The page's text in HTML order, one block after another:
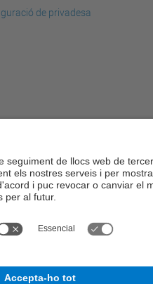
de privadesa